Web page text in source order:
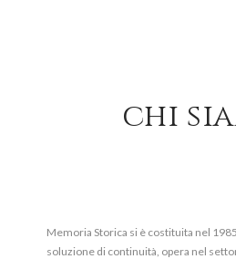
chi
Memoria Storica si è costituita nel
soluzione di continuità, opera nel